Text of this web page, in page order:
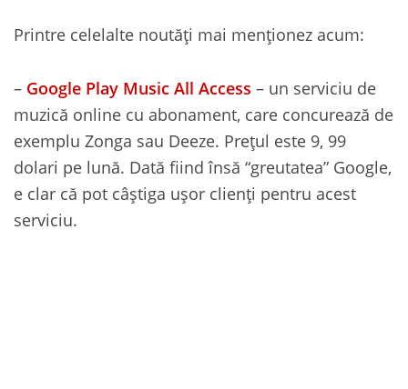
Printre celelalte noutăți mai menționez acum:
– Google Play Music All Access – un serviciu de
muzică online cu abonament, care concurează de
exemplu Zonga sau Deeze. Prețul este 9, 99
dolari pe lună. Dată fiind însă “greutatea” Google,
e clar că pot câștiga ușor clienți pentru acest
serviciu.